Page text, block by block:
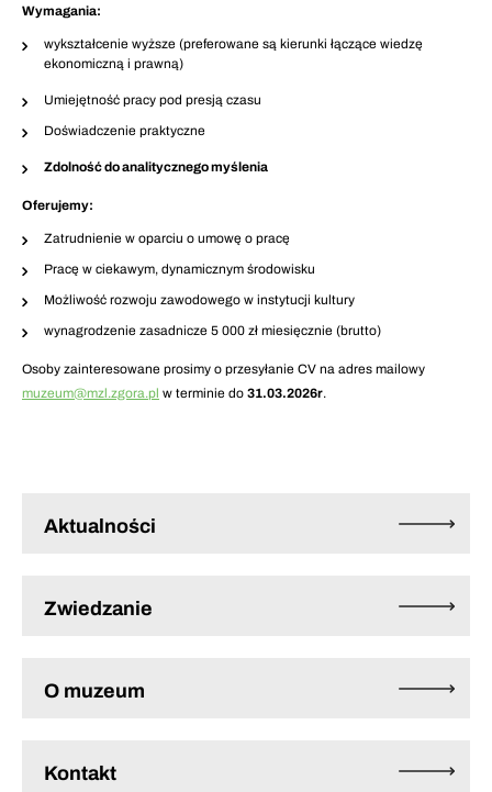
Aktualności
Zwiedzanie
O muzeum
Kontakt
Wymagania:
wykształcenie wyższe (preferowane są kierunki łączące wiedzę
ekonomiczną i prawną)
Umiejętność pracy pod presją czasu
Doświadczenie praktyczne
Zdolność do analitycznego myślenia
Oferujemy:
Zatrudnienie w oparciu o umowę o pracę
Pracę w ciekawym, dynamicznym środowisku
Możliwość rozwoju zawodowego w instytucji kultury
wynagrodzenie zasadnicze 5 000 zł miesięcznie (brutto)
Osoby zainteresowane prosimy o przesyłanie CV na adres mailowy
muzeum@mzl.zgora.pl w terminie do 31.03.2026r.